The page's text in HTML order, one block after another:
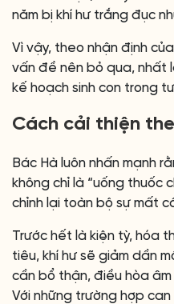
năm bị khí hư trắng đục
Vì vậy, theo nhận định
vấn đề nên bỏ qua, nhất
kế hoạch sinh con trong
Cách cải thiện
Bác Hà luôn nhấn mạnh
không chỉ là “uống thuốc
chỉnh lại toàn bộ sự mất
Trước hết là kiện tỳ, hóa
tiêu, khí hư sẽ giảm dần
cần bổ thận, điều hòa
Với những trường hợp